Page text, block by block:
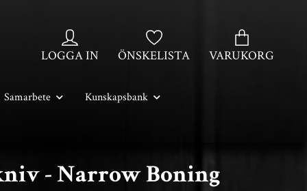
LOGGA IN ÖNSKELISTA VARUKORG
Samarbete Kunskapsbank
- Narrow Boning